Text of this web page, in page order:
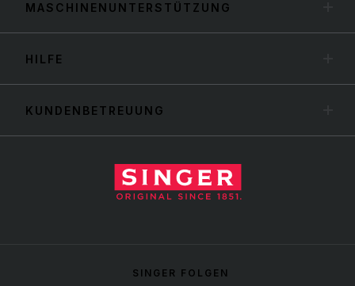
MASCHINENUNTERSTÜTZUNG
HILFE
KUNDENBETREUUNG
SINGER FOLGEN